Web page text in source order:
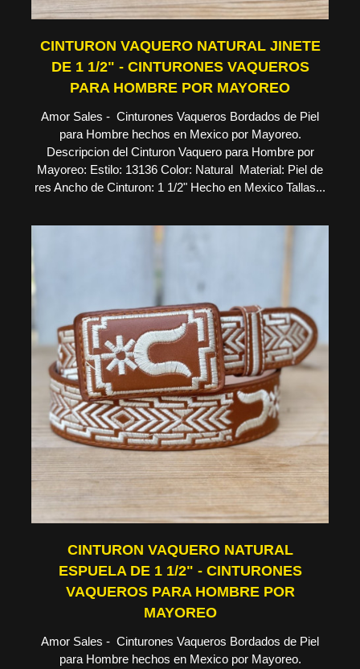
CINTURON VAQUERO NATURAL JINETE
DE 1 1/2" - CINTURONES VAQUEROS
PARA HOMBRE POR MAYOREO
Amor Sales - Cinturones Vaqueros Bordados de Piel
para Hombre hechos en Mexico por Mayoreo.
Descripcion del Cinturon Vaquero para Hombre por
Mayoreo: Estilo: 13136 Color: Natural Material: Piel de
res Ancho de Cinturon: 1 1/2" Hecho en Mexico Tallas...
CINTURON VAQUERO NATURAL
ESPUELA DE 1 1/2" - CINTURONES
VAQUEROS PARA HOMBRE POR
MAYOREO
Amor Sales - Cinturones Vaqueros Bordados de Piel
para Hombre hechos en Mexico por Mayoreo.